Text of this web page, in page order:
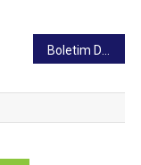
Boletim Diário – 29/06/2022